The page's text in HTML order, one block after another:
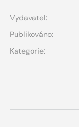
Vydavatel:
Publikováno:
Kategorie: